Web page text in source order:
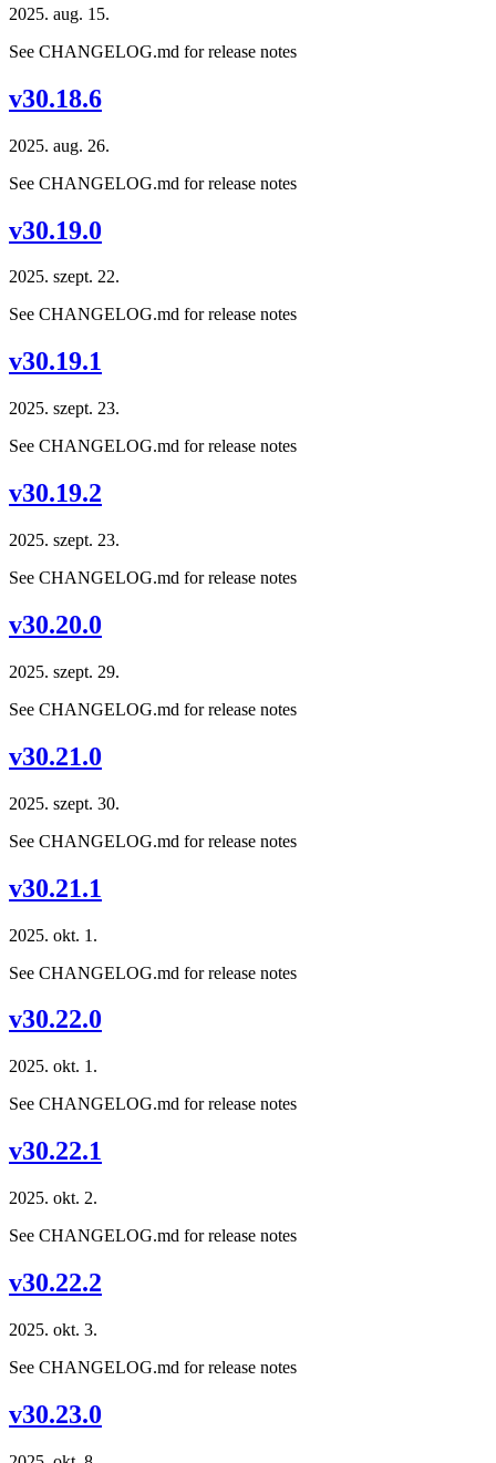
2025. aug. 15.
See CHANGELOG.md for release notes
v30.18.6
2025. aug. 26.
See CHANGELOG.md for release notes
v30.19.0
2025. szept. 22.
See CHANGELOG.md for release notes
v30.19.1
2025. szept. 23.
See CHANGELOG.md for release notes
v30.19.2
2025. szept. 23.
See CHANGELOG.md for release notes
v30.20.0
2025. szept. 29.
See CHANGELOG.md for release notes
v30.21.0
2025. szept. 30.
See CHANGELOG.md for release notes
v30.21.1
2025. okt. 1.
See CHANGELOG.md for release notes
v30.22.0
2025. okt. 1.
See CHANGELOG.md for release notes
v30.22.1
2025. okt. 2.
See CHANGELOG.md for release notes
v30.22.2
2025. okt. 3.
See CHANGELOG.md for release notes
v30.23.0